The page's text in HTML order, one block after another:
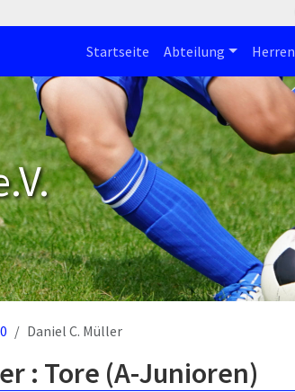
Startseite Abteilung Herren
Daniel C. Müller
: Tore (A-Junioren)